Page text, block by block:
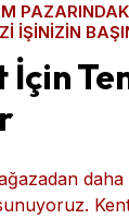
IŞINIZIN